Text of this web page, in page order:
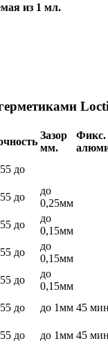
из 1 мл.
Зазор
мм.
Фикс.
до
до
до
0,25мм
до
до
0,15мм
до
до
0,15мм
до
до
0,15мм
до до 1мм 45
до до 1мм 45